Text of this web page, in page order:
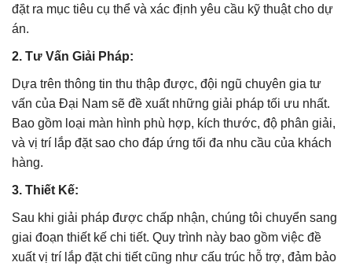
đặt ra mục tiêu cụ thể và xác định yêu cầu kỹ thuật cho dự
án.
2. Tư Vấn Giải Pháp:
Dựa trên thông tin thu thập được, đội ngũ chuyên gia tư
vấn của Đại Nam sẽ đề xuất những giải pháp tối ưu nhất.
Bao gồm loại màn hình phù hợp, kích thước, độ phân giải,
và vị trí lắp đặt sao cho đáp ứng tối đa nhu cầu của khách
hàng.
3. Thiết Kế:
Sau khi giải pháp được chấp nhận, chúng tôi chuyển sang
giai đoạn thiết kế chi tiết. Quy trình này bao gồm việc đề
xuất vị trí lắp đặt chi tiết cũng như cấu trúc hỗ trợ, đảm bảo